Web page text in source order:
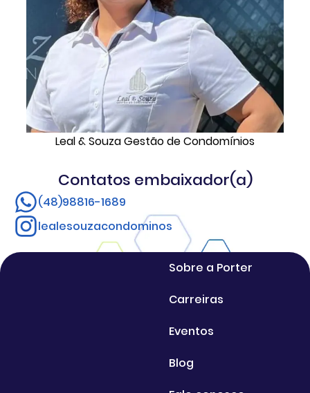
Leal & Souza Gestão de Condomínios
Contatos embaixador(a)
(48)98816-1689
lealesouzacondominos
Sobre a Porter
Carreiras
Eventos
Blog